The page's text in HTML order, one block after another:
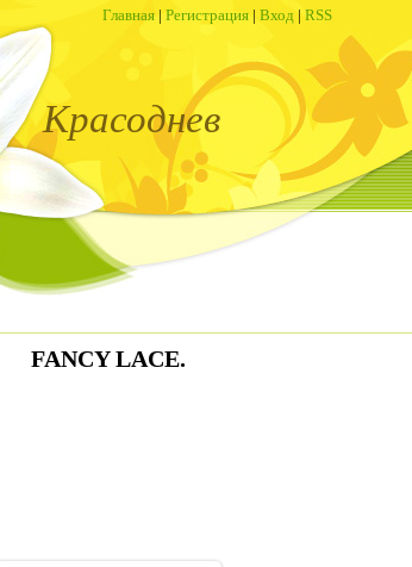
Главная | Регистрация | Вход | RSS
Красоднев
FANCY LACE.